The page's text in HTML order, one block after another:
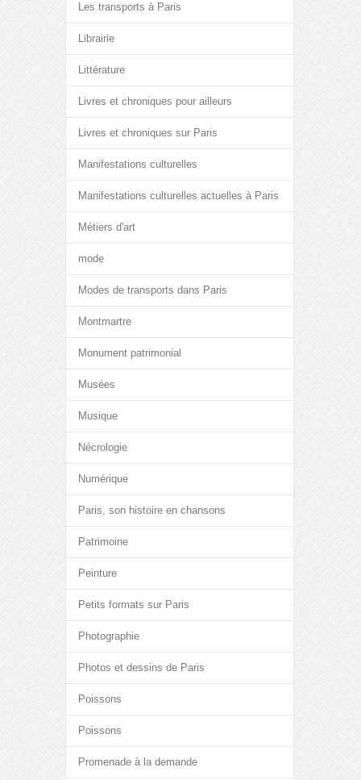
Les transports à Paris
Librairie
Littérature
Livres et chroniques pour ailleurs
Livres et chroniques sur Paris
Manifestations culturelles
Manifestations culturelles actuelles à Paris
Métiers d'art
mode
Modes de transports dans Paris
Montmartre
Monument patrimonial
Musées
Musique
Nécrologie
Numérique
Paris, son histoire en chansons
Patrimoine
Peinture
Petits formats sur Paris
Photographie
Photos et dessins de Paris
Poissons
Poissons
Promenade à la demande